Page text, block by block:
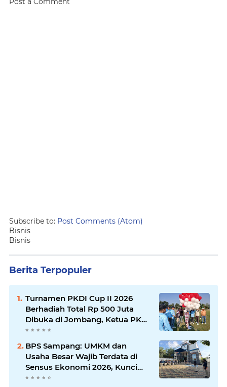
Subscribe to: Post Comments (Atom)
Bisnis
Bisnis
Berita Terpopuler
Turnamen PKDI Cup II 2026
Berhadiah Total Rp 500 Juta
Dibuka di Jombang, Ketua PKDI
Jatim Syaifullah Mahdi: Ajang
Komunikasi Antar-Kades untuk
Memajukan Desa
BPS Sampang: UMKM dan
Usaha Besar Wajib Terdata di
Sensus Ekonomi 2026, Kunci
Kebijakan Tepat Sasaran